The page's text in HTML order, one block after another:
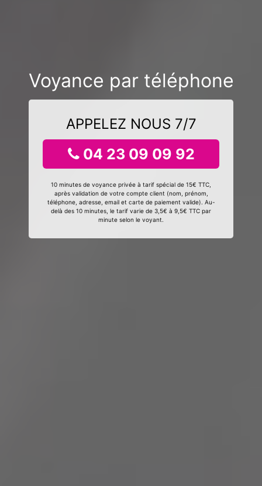
Voyance par téléphone
APPELEZ NOUS 7/7
04 23 09 09 92
10 minutes de voyance privée à tarif spécial de 15€ TTC,
après validation de votre compte client (nom, prénom,
téléphone, adresse, email et carte de paiement valide). Au-
delà des 10 minutes, le tarif varie de 3,5€ à 9,5€ TTC par
minute selon le voyant.